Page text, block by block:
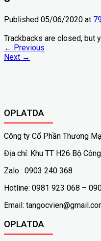
Published 05/06/2020 at
Trackbacks are closed, but
← Previous
Next →
OPLATDA
Công ty Cổ Phần Thương
Địa chỉ: Khu TT H26 Bộ
Zalo : 0903 240 368
Hotline: 0981 923 068 –
Email:
OPLATDA